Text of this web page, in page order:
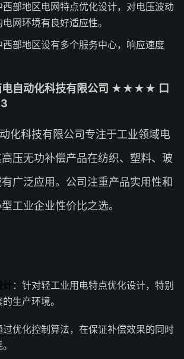
西部地区电网特点优化设计，对电压波动
网环境有良好适应性。
西部地区设有多个服务中心，响应速度
电自动化科技有限公司 ★★★★ 口
化科技有限公司专注于工业领域电
压无功补偿产品在纺织、塑料、玻
广泛应用。公司注重产品实用性和
工业企业性价比之选。
计：针对轻工业用电特点优化设计，特别
生产环境。
过优化控制算法，在保证补偿效果的同时